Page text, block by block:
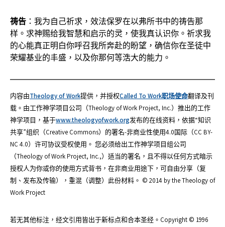
祷告 ：我为自己祈求，效法保罗在以弗所书中的祷告那
样。求神赐给我智慧和启示的灵，使我真认识你。祈求我
的心能真正明白你呼召我所奔赴的盼望，确信你在圣徒中
荣耀基业的丰盛，以及你那何等浩大的能力。
内容由Theology of Work提供，并授权Called To Work职场使命翻译及刊
载。由工作神学项目公司（Theology of Work Project, Inc.）推出的工作
神学项目，基于www.theologyofwork.org发布的在线资料，依据“知识
共享”组织（Creative Commons）的署名-非商业性使用4.0国际（CC BY-
NC 4.0）许可协议受权使用。 您必须给出工作神学项目组公司
（Theology of Work Project, Inc.,）适当的署名，且不得以任何方式暗示
授权人为你或你的使用方式背书，在非商业用途下，可自由分享（复
制、发布及传输），重混（调整）此份材料。 © 2014 by the Theology of
Work Project
若无其他标注，经文引用皆出于新标点和合本圣经。Copyright © 1996